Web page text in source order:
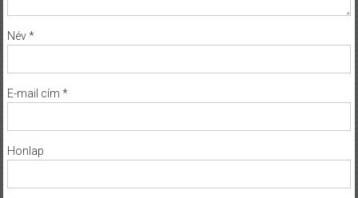
Név*
E-mail cím *
Honlap